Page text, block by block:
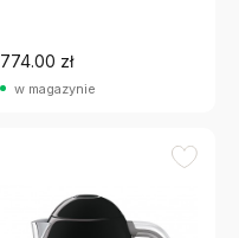
774.00 zł
w magazynie